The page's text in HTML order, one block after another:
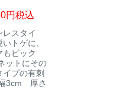
税込
レスタイ
トゲに、
もビック
ットにその
イプの有刺
3cm 厚さ